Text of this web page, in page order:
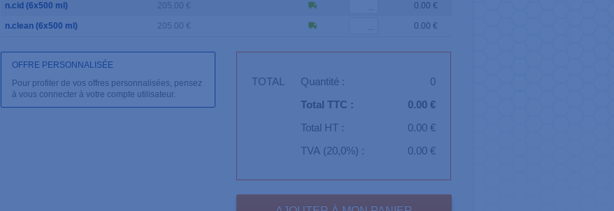
n.cid (6x500 ml) 205.00 € 0.00 €
n.clean (6x500 ml) 205.00 € 0.00 €
OFFRE PERSONNALISÉE
Pour profiter de vos offres personnalisées, pensez
à vous connecter à votre compte utilisateur.
TOTAL Quantité :
0
Total TTC :
0.00 €
Total HT :
0.00 €
TVA (20,0%) :
0.00 €